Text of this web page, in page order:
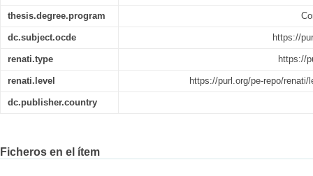
thesis.degree.program
dc.subject.ocde https://
renati.type https://
renati.level https://purl.org/pe-repo/
dc.publisher.country
Ficheros en el ítem